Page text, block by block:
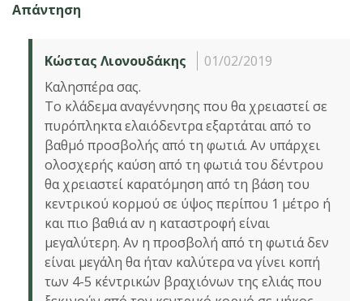
Απάντηση
Κώστας Λιονουδάκης
01/02/2019
Καλησπέρα σας.
Το κλάδεμα αναγέννησης που θα χρειαστεί σε
πυρόπληκτα ελαιόδεντρα εξαρτάται από το
βαθμό προσβολής από τη φωτιά. Αν υπάρχει
ολοσχερής καύση από τη φωτιά του δέντρου
θα χρειαστεί καρατόμηση από τη βάση του
κεντρικού κορμού σε ύψος περίπου 1 μέτρο ή
και πιο βαθιά αν η καταστροφή είναι
μεγαλύτερη. Αν η προσβολή από τη φωτιά δεν
είναι μεγάλη θα ήταν καλύτερα να γίνει κοπή
των 4-5 κέντρικών βραχιόνων της ελιάς που